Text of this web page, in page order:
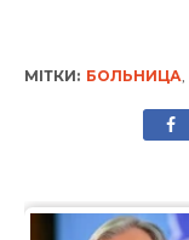
МІТКИ: БОЛЬНИЦА,